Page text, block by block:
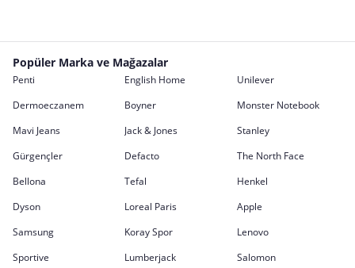
Popüler Marka ve Mağazalar
Penti English Home
Unilever
Dermoeczanem
Boyner
Monster Notebook
Mavi Jeans
Jack & Jones
Stanley
Gürgençler
Defacto
The North Face
Bellona
Tefal
Henkel
Dyson
Loreal Paris
Apple
Samsung
Koray Spor
Lenovo
Sportive
Lumberjack Salomon